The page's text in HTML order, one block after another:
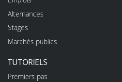
Alternances
Stages
Marchés publics
TUTORIELS
Premiers pas